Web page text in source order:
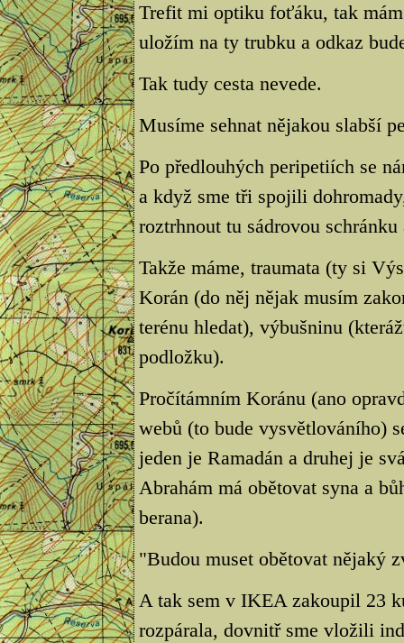
Trefit mi optiku foťáku, tak
uložím na ty trubku a odkaz
Tak tudy cesta nevede.
Musíme sehnat nějakou slabší
Po předlouhých peripetiích se
a když sme tři spojili
roztrhnout tu sádrovou
Takže máme, traumata (ty si
Korán (do něj nějak musím
terénu hledat), výbušninu
podložku).
Pročítámním Koránu (ano
webů (to bude vysvětlováního)
jeden je Ramadán a druhej je
Abrahám má obětovat syna a
berana).
"Budou muset obětovat nějaký
A tak sem v IKEA zakoupil 23
rozpárala, dovnitř sme vložili